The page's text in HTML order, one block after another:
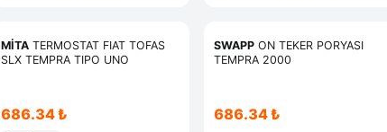
MİTA TERMOSTAT FIAT TOFAS
SLX TEMPRA TIPO UNO
686.34 ₺
SWAPP ON TEKER PORYASI
TEMPRA 2000
686.34 ₺